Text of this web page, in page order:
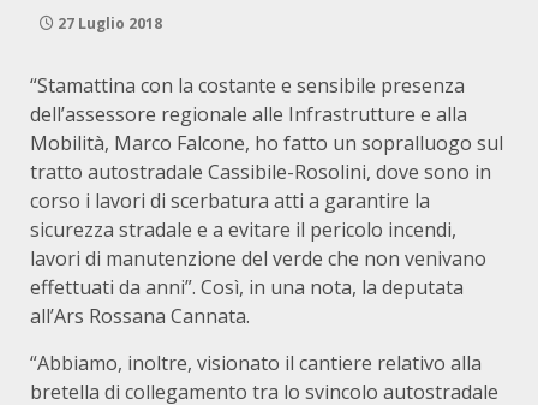
27 Luglio 2018
“Stamattina con la costante e sensibile presenza
dell’assessore regionale alle Infrastrutture e alla
Mobilità, Marco Falcone, ho fatto un sopralluogo sul
tratto autostradale Cassibile-Rosolini, dove sono in
corso i lavori di scerbatura atti a garantire la
sicurezza stradale e a evitare il pericolo incendi,
lavori di manutenzione del verde che non venivano
effettuati da anni”. Così, in una nota, la deputata
all’Ars Rossana Cannata.
“Abbiamo, inoltre, visionato il cantiere relativo alla
bretella di collegamento tra lo svincolo autostradale